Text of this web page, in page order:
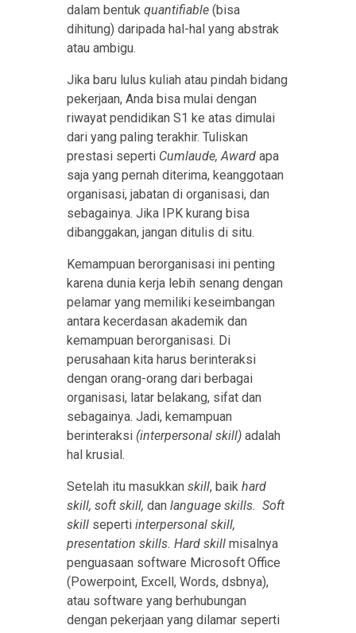
dalam bentuk quantifiable (bisa
dihitung) daripada hal-hal yang abstrak
atau ambigu.
Jika baru lulus kuliah atau pindah bidang
pekerjaan, Anda bisa mulai dengan
riwayat pendidikan S1 ke atas dimulai
dari yang paling terakhir. Tuliskan
prestasi seperti Cumlaude, Award apa
saja yang pernah diterima, keanggotaan
organisasi, jabatan di organisasi, dan
sebagainya. Jika IPK kurang bisa
dibanggakan, jangan ditulis di situ.
Kemampuan berorganisasi ini penting
karena dunia kerja lebih senang dengan
pelamar yang memiliki keseimbangan
antara kecerdasan akademik dan
kemampuan berorganisasi. Di
perusahaan kita harus berinteraksi
dengan orang-orang dari berbagai
organisasi, latar belakang, sifat dan
sebagainya. Jadi, kemampuan
berinteraksi (interpersonal skill) adalah
hal krusial.
Setelah itu masukkan skill, baik hard
skill, soft skill, dan language skills. Soft
skill seperti interpersonal skill,
presentation skills. Hard skill misalnya
penguasaan software Microsoft Office
(Powerpoint, Excell, Words, dsbnya),
atau software yang berhubungan
dengan pekerjaan yang dilamar seperti